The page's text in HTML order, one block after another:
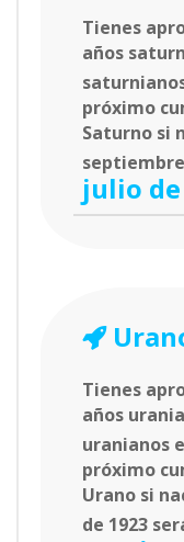
Tienes
años
próximo
Saturno si
julio de
Tienes
años
uranianos
próximo
Urano si
de 1923